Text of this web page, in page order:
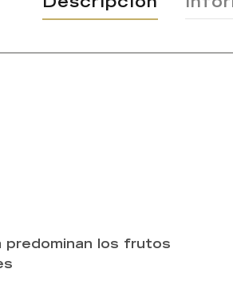
predominan los frutos